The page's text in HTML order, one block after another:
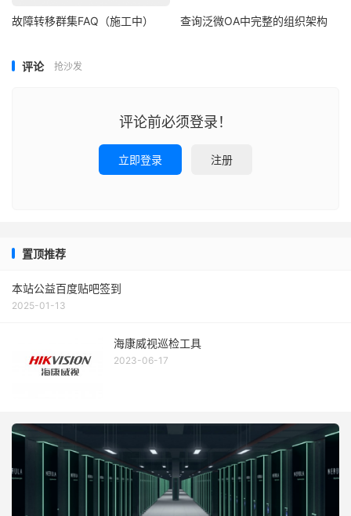
故障转移群集FAQ（施工中） 查询泛微OA中完整的组织架构
评论 抢沙发
评论前必须登录！
立即登录 注册
置顶推荐
本站公益百度贴吧签到
2025-01-13
海康威视巡检工具
2023-06-17